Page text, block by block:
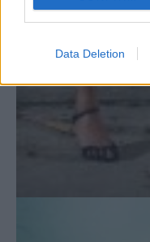
Data Deletion